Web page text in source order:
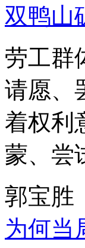
双鸭山
劳工群
请愿、
着权利
蒙、尝
郭宝胜
为何当